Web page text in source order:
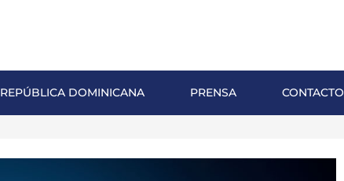
REPÚBLICA DOMINICANA PRENSA CONTACTO